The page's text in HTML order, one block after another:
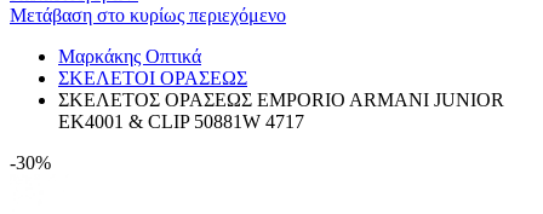
Μετάβαση στο κυρίως περιεχόμενο
Μαρκάκης Οπτικά
ΣΚΕΛΕΤΟΙ ΟΡΑΣΕΩΣ
ΣΚΕΛΕΤΟΣ ΟΡΑΣΕΩΣ EMPORIO ARMANI JUNIOR
EK4001 & CLIP 50881W 4717
-30%